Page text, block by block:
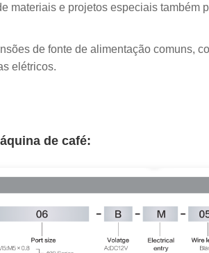
e projetos especiais também
de fonte de alimentação comuns,
elétricos.
de café: